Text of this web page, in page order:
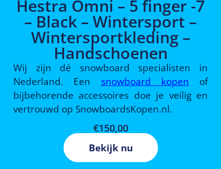
Hestra Omni – 5 finger -7
– Black – Wintersport –
Wintersportkleding –
Handschoenen
Wij zijn dé snowboard specialisten in
Nederland. Een snowboard kopen of
bijbehorende accessoires doe je veilig en
vertrouwd op SnowboardsKopen.nl.
€150,00
Bekijk nu